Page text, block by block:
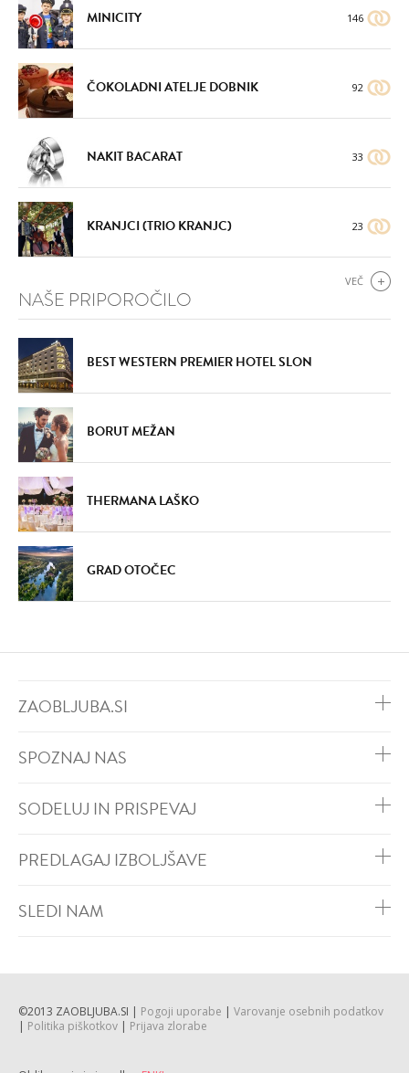
MINICITY 146
ČOKOLADNI ATELJE DOBNIK 92
NAKIT BACARAT 33
KRANJCI (TRIO KRANJC) 23
VEČ
NAŠE PRIPOROČILO
BEST WESTERN PREMIER HOTEL SLON
BORUT MEŽAN
THERMANA LAŠKO
GRAD OTOČEC
ZAOBLJUBA.SI
SPOZNAJ NAS
SODELUJ IN PRISPEVAJ
PREDLAGAJ IZBOLJŠAVE
SLEDI NAM
©2013 ZAOBLJUBA.SI | Pogoji uporabe | Varovanje osebnih podatkov
| Politika piškotkov | Prijava zlorabe